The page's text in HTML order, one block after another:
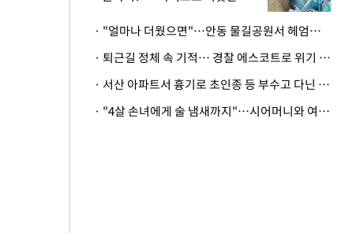
· "얼마나 더웠으면"…안동 물길공원서 헤엄친 구렁이 '소동'
· 퇴근길 정체 속 기적… 경찰 에스코트로 위기 넘긴 생후 2일 신생아
· 서산 아파트서 흉기로 초인종 등 부수고 다닌 50대 정신병원행
· "4살 손녀에게 술 냄새까지"…시어머니와 여행 가도 될까